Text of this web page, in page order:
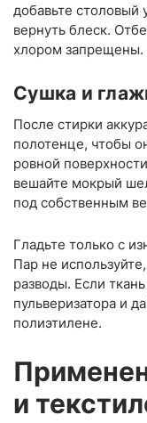
добавьте столовый
вернуть блеск.
хлором запрещены.
Сушка и
После стирки
полотенце, чтобы
ровной
вешайте мокрый
под собственным
Гладьте только с
Пар не
разводы. Если
пульверизатора и
полиэтилене.
и